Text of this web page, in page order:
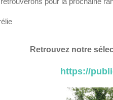
Retrouvez notre
https://